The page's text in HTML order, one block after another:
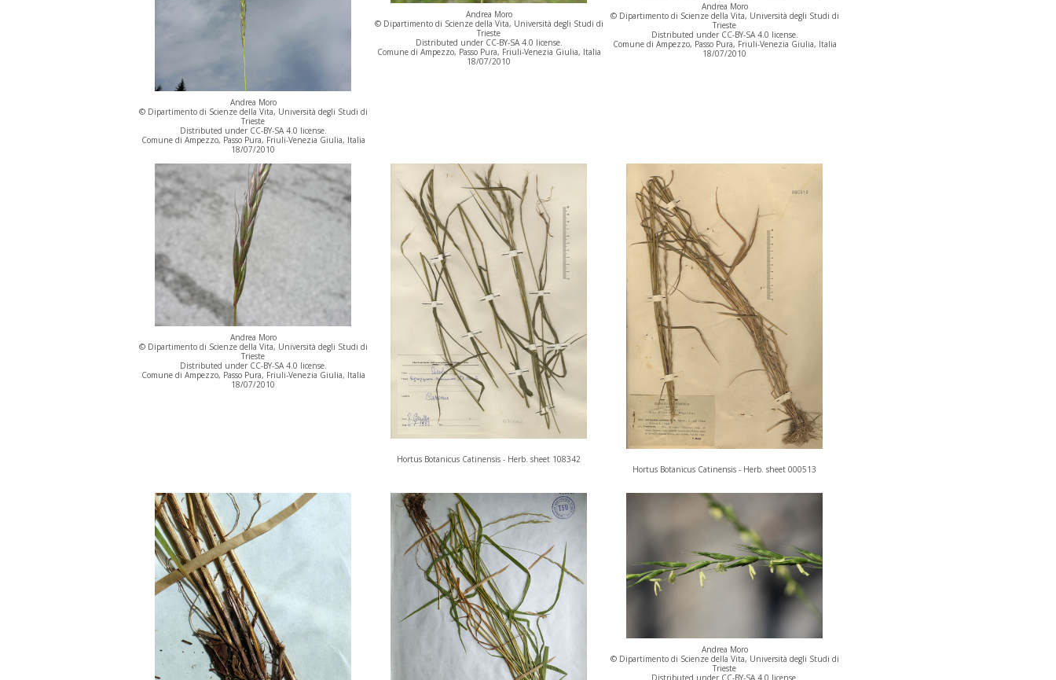
Andrea Moro
© Dipartimento di Scienze della Vita, Università degli Studi di
Trieste
Distributed under CC-BY-SA 4.0 license.
Comune di Ampezzo, Passo Pura, Friuli-Venezia Giulia, Italia
18/07/2010
Andrea Moro
© Dipartimento di Scienze della Vita, Università degli Studi di
Trieste
Distributed under CC-BY-SA 4.0 license.
Comune di Ampezzo, Passo Pura, Friuli-Venezia Giulia, Italia
18/07/2010
Andrea Moro
© Dipartimento di Scienze della Vita, Università degli Studi di
Trieste
Distributed under CC-BY-SA 4.0 license.
Comune di Ampezzo, Passo Pura, Friuli-Venezia Giulia, Italia
18/07/2010
Andrea Moro
© Dipartimento di Scienze della Vita, Università degli Studi di
Trieste
Distributed under CC-BY-SA 4.0 license.
Comune di Ampezzo, Passo Pura, Friuli-Venezia Giulia, Italia
18/07/2010
Hortus Botanicus Catinensis - Herb. sheet 108342
Hortus Botanicus Catinensis - Herb. sheet 000513
Andrea Moro
© Dipartimento di Scienze della Vita, Università degli Studi di
Trieste
Distributed under CC-BY-SA 4.0 license.